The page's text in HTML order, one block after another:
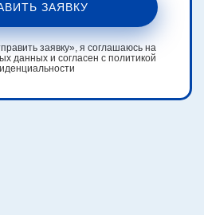
ЗАЯВКУ
заявку», я соглашаюсь на
данных и согласен с политикой